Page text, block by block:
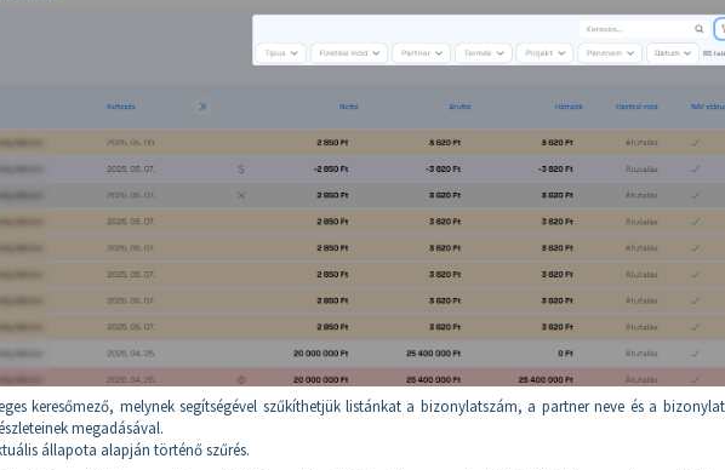
keresőmező, melynek segítségével szűkíthetjük listánkat a bizonylatszám, a partner neve és a
megadásával.
állapota alapján történő szűrés.